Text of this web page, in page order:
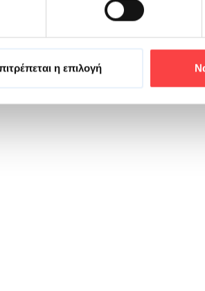
η επιλογή